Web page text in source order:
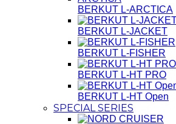
BERKUT L-ARCTICA
BERKUT L-JACKET
BERKUT L-FISHER
BERKUT L-HT PRO
BERKUT L-HT Open
SPECIAL SERIES